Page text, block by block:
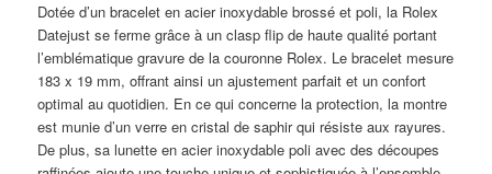
Dotée d’un bracelet en acier inoxydable brossé et poli, la Rolex
Datejust se ferme grâce à un clasp flip de haute qualité portant
l’emblématique gravure de la couronne Rolex. Le bracelet mesure
183 x 19 mm, offrant ainsi un ajustement parfait et un confort
optimal au quotidien. En ce qui concerne la protection, la montre
est munie d’un verre en cristal de saphir qui résiste aux rayures.
De plus, sa lunette en acier inoxydable poli avec des découpes